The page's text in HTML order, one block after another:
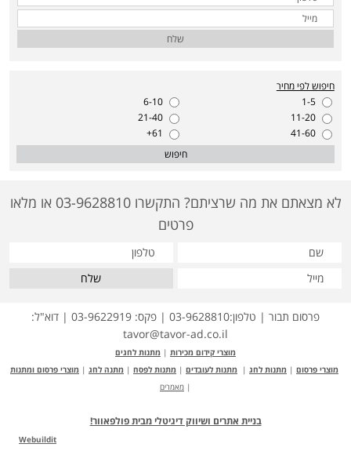
שלח
חיפוש לפי מחיר
1-5
6-10
11-20
21-40
41-60
61+
חיפוש
לא מצאתם את מה שרציתם? התקשרו 03-9628810 או מלאו
פרטים
שלח
פרסום תבור | טלפון:03-9628810 | פקס: 03-9622919 | דוא"ל:
tavor@tavor-ad.co.il
מוצרי קידום מכירות | מתנות לחגים
מוצרי פרסום | מתנות לחג | מתנות לעובדים | מתנות לפסח | מתנה לחג | מוצרי פרסום ומתנות
| מאמרים
בניית אתרים ושיווק דיגיטלי מבית פולפאוור!
Webuildit